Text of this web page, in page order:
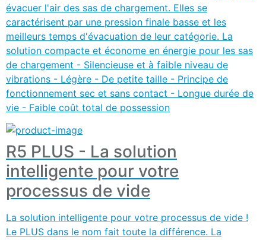
évacuer l'air des sas de chargement. Elles se
caractérisent par une pression finale basse et les
meilleurs temps d'évacuation de leur catégorie. La
solution compacte et économe en énergie pour les sas
de chargement - Silencieuse et à faible niveau de
vibrations - Légère - De petite taille - Principe de
fonctionnement sec et sans contact - Longue durée de
vie - Faible coût total de possession
R5 PLUS - La solution
intelligente pour votre
processus de vide
La solution intelligente pour votre processus de vide !
Le PLUS dans le nom fait toute la différence. La